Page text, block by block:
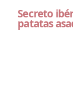
Secreto
patatas